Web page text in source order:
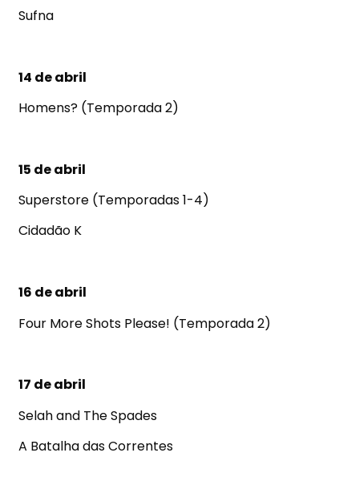
Sufna
14 de abril
Homens? (Temporada 2)
15 de abril
Superstore (Temporadas 1-4)
Cidadão K
16 de abril
Four More Shots Please! (Temporada 2)
17 de abril
Selah and The Spades
A Batalha das Correntes